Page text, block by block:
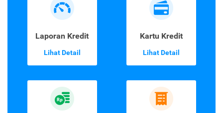
Laporan Kredit
Lihat Detail
Kartu Kredit
Lihat Detail